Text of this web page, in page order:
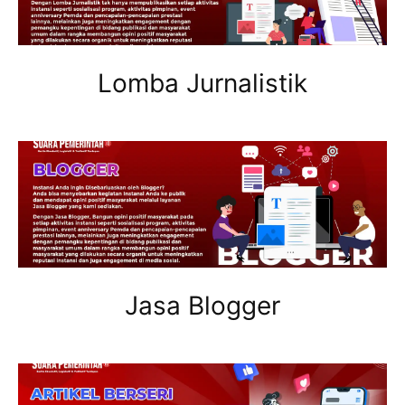
Lomba Jurnalistik
Jasa Blogger